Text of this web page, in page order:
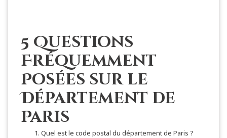
5 Questions
Fréquemment
Posées sur le
Département de
Paris
Quel est le code postal du département de Paris ?